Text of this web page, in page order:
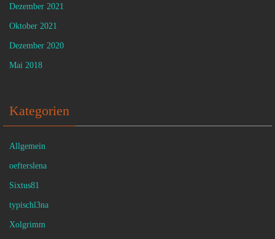
Dezember 2021
Oktober 2021
Dezember 2020
Mai 2018
Kategorien
Allgemein
oefterslena
Sixtus81
typischl3na
Xolgrimm